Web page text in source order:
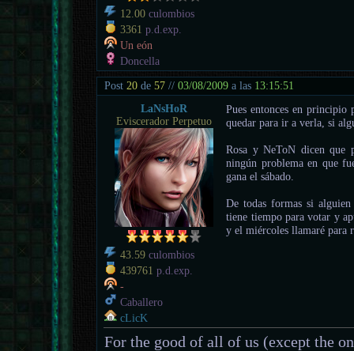
12.00 culombios
3361 p.d.exp.
Un eón
Doncella
Post 20 de57 //03/08/2009 a las 13:15:51
LaNsHoR
Eviscerador Perpetuo
43.59 culombios
439761 p.d.exp.
-
Caballero
cLicK
Pues entonces en principio
quedar para ir a verla, si
Rosa y NeToN dicen que
ningún problema en que
gana el sábado.
De todas formas si
tiene tiempo para votar y
y el miércoles llamaré para
For the good of all of us (except the